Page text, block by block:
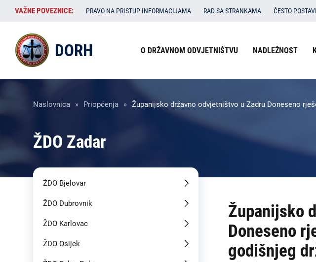
Skoči
sadržaj
VAŽNE
POVEZNICE:
VAŽNE POVEZNICE: PRAVO NA PRISTUP INFORMACIJAMA RAD SA STRANKAMA ČESTO
-
O
Kontakti
Izbornik
na
-
DORH
USKOK
DORH
Izbornik
zaglavlju
O DRŽAVNOM ODVJETNIŠTVU NADLEŽNOST
Breadcrumb
Naslovnica Priopćenja Županijsko državno odvjetništvo u Zadru Doneseno
ŽDO Zadar
Županijsko
Doneseno
godišnjeg
ŽDO Bjelovar
ŽDO Dubrovnik
ŽDO Karlovac
ŽDO Osijek